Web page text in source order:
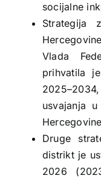
socijalne
Strategija
Vlada
prihvatila
usvajanja
Druge
distrikt je
2026